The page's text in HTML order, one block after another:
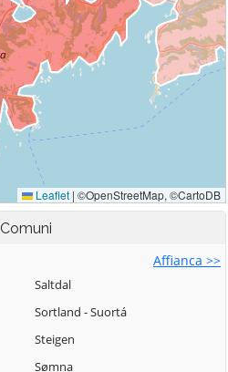
Comuni
Affianca >>
Saltdal
Sortland - Suortá
Steigen
Sømna